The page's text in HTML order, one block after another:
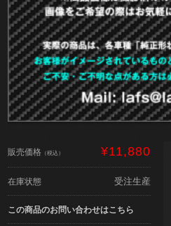
販売価格 （税込） ¥11,880
在庫状態 受注生産
この商品のお問い合わせはこちら